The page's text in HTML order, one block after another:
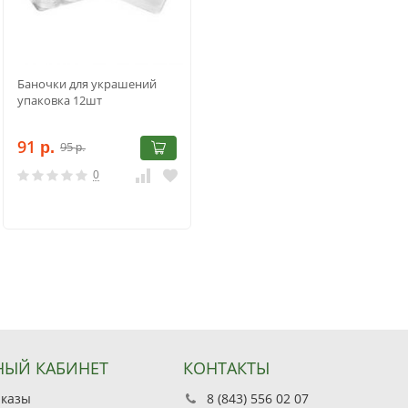
Баночки для украшений
упаковка 12шт
91 р. 95р.
0
КАБИНЕТ КОНТАКТЫ
8 (843) 556 02 07